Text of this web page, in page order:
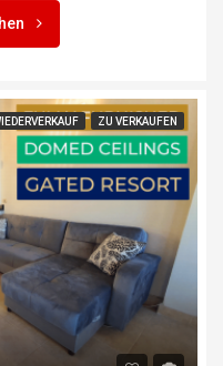
ZU VERKAUFEN